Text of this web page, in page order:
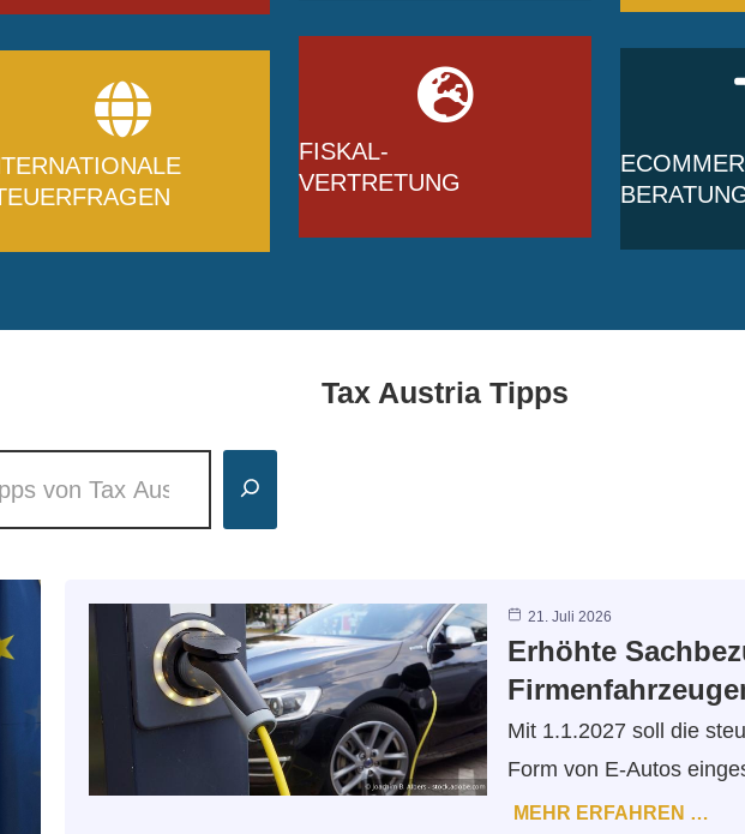
FISKAL-
VERTRETUNG
Tax Austria Tipps
21. Juli 2026
Erhöhte
Mit 1.1.2027 soll die
Form von E-Autos
MEHR ERFAHREN …